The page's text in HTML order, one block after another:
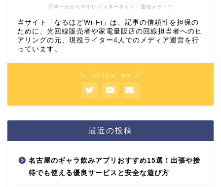
日本一わかりやすいインターネット・通信メディア
当サイト「なるほどWi-Fi」は、記事の信頼性を担保の
ために、光回線販売者や家電量販店の回線担当者へのヒ
アリングの元、現役ライター4人でのメディア運営を行
っています。
＼ Follow me ／
最近の投稿
名古屋のギャラ飲みアプリおすすめ15選！出張や接
待でも使える優良サービスと安全な遊び方